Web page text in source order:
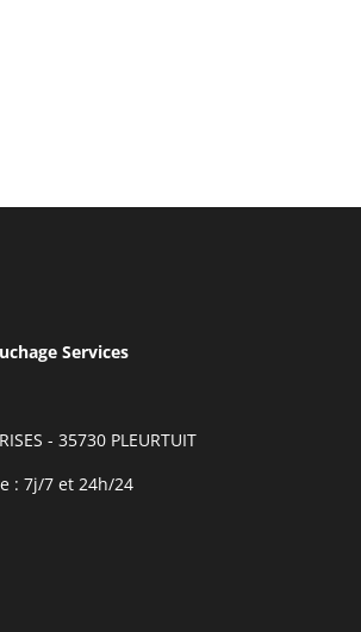
Services
- 35730 PLEURTUIT
: 7j/7 et 24h/24